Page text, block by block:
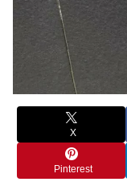
X
Pinterest